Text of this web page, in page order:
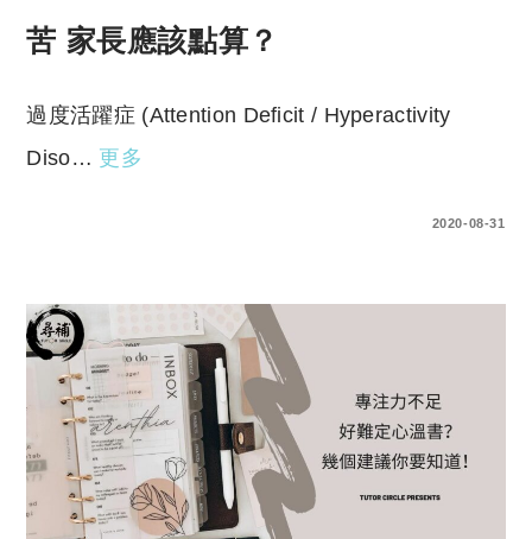
苦 家長應該點算？
過度活躍症 (Attention Deficit / Hyperactivity
Diso… 更多
2020-08-31